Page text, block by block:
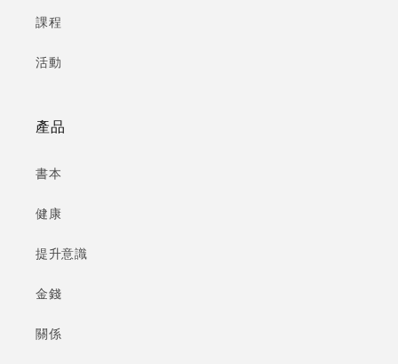
課程
活動
產品
書本
健康
提升意識
金錢
關係